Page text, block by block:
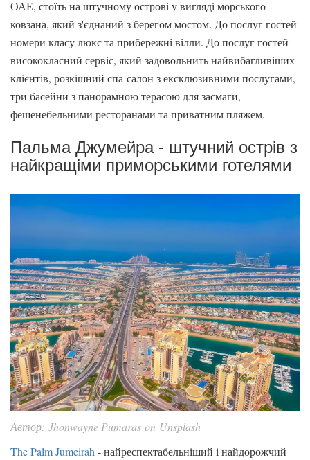
ОАЕ, стоїть на штучному острові у вигляді морського
ковзана, який з'єднаний з берегом мостом. До послуг гостей
номери класу люкс та прибережні вілли. До послуг гостей
висококласний сервіс, який задовольнить найвибагливіших
клієнтів, розкішний спа-салон з ексклюзивними послугами,
три басейни з панорамною терасою для засмаги,
фешенебельними ресторанами та приватним пляжем.
Пальма Джумейра - штучний острів з
найкращіми приморськими готелями
Автор: Jhonwayne Pumaras on Unsplash
The Palm Jumeirah- найреспектабельніший і найдорожчий